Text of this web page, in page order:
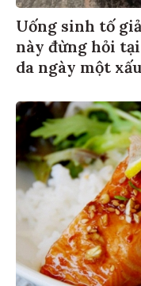
Uống sinh tố
này đừng hỏi
da ngày một xấu